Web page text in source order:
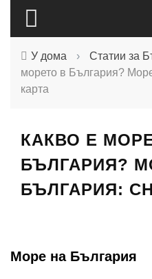
У дома › Статии за
морето в България?
карта
КАКВО Е
БЪЛГАРИЯ?
БЪЛГАРИЯ:
Море на България